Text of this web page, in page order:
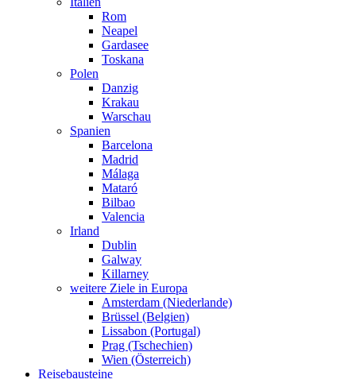
Rom
Neapel
Gardasee
Toskana
Polen
Danzig
Krakau
Warschau
Spanien
Barcelona
Madrid
Málaga
Mataró
Bilbao
Valencia
Irland
Dublin
Galway
Killarney
weitere Ziele in Europa
Amsterdam (Niederlande)
Brüssel (Belgien)
Lissabon (Portugal)
Prag (Tschechien)
Wien (Österreich)
Reisebausteine